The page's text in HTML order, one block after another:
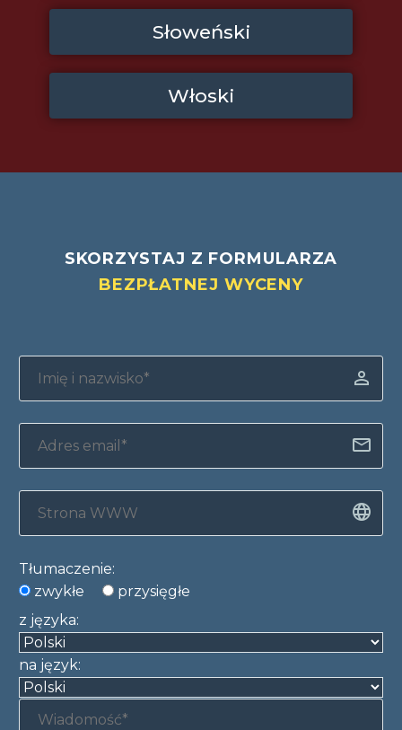
Słoweński
Włoski
SKORZYSTAJ Z FORMULARZA
BEZPŁATNEJ WYCENY
Tłumaczenie:
zwykłe
przysięgłe
z języka:
na język: